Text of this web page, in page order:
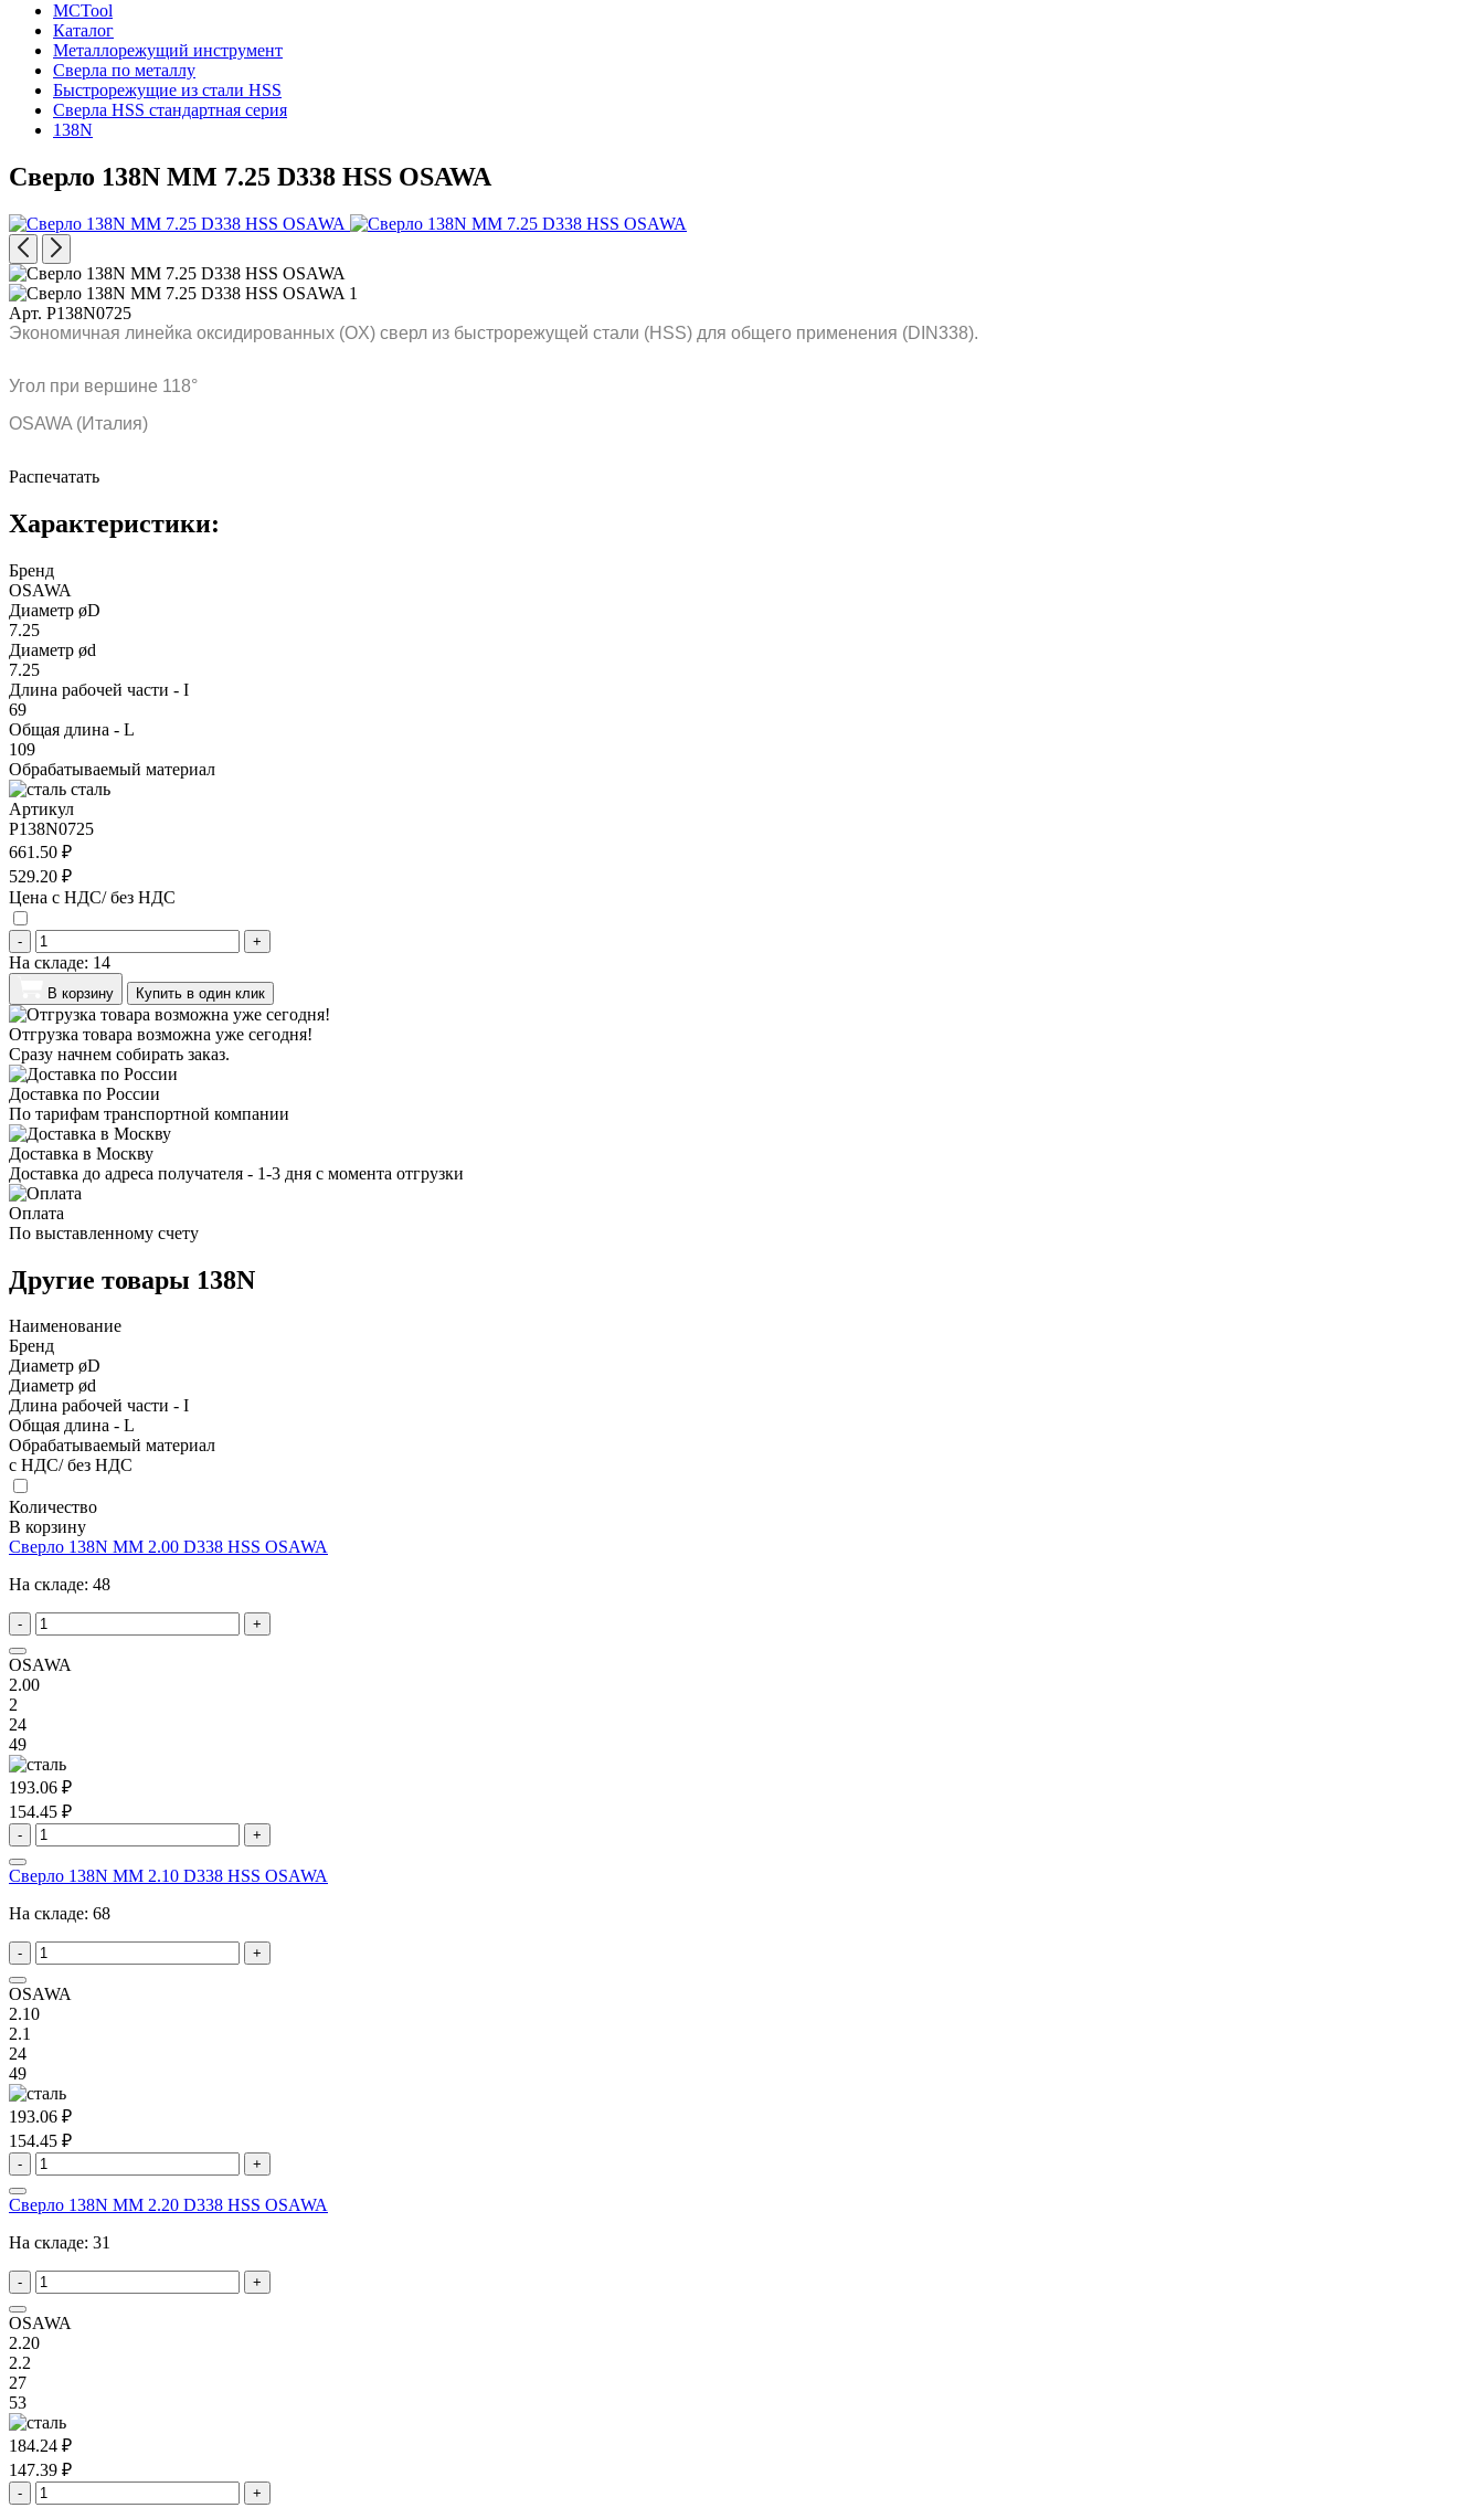
MCTool
Каталог
Металлорежущий инструмент
Сверла по металлу
Быстрорежущие из стали HSS
Сверла HSS стандартная серия
138N
Сверло 138N MM 7.25 D338 HSS OSAWA
Арт. P138N0725
Экономичная линейка оксидированных (OX) сверл из быстрорежущей стали (HSS) для общего применения (DIN338).
Угол при вершине 118°
OSAWA (Италия)
Распечатать
Характеристики:
Бренд
OSAWA
Диаметр øD
7.25
Диаметр ød
7.25
Длина рабочей части - I
69
Общая длина - L
109
Обрабатываемый материал
сталь
Артикул
P138N0725
661.50 ₽
529.20 ₽
Цена с НДС/ без НДС
- +
На складе: 14
В корзину Купить в один клик
Отгрузка товара возможна уже сегодня!
Сразу начнем собирать заказ.
Доставка по России
По тарифам транспортной компании
Доставка в Москву
Доставка до адреса получателя - 1-3 дня с момента отгрузки
Оплата
По выставленному счету
Другие товары 138N
Наименование
Бренд
Диаметр øD
Диаметр ød
Длина рабочей части - I
Общая длина - L
Обрабатываемый материал
с НДС/ без НДС
Количество
В корзину
Сверло 138N MM 2.00 D338 HSS OSAWA
На складе: 48
- +
OSAWA
2.00
2
24
49
193.06 ₽
154.45 ₽
- +
Сверло 138N MM 2.10 D338 HSS OSAWA
На складе: 68
- +
OSAWA
2.10
2.1
24
49
193.06 ₽
154.45 ₽
- +
Сверло 138N MM 2.20 D338 HSS OSAWA
На складе: 31
- +
OSAWA
2.20
2.2
27
53
184.24 ₽
147.39 ₽
- +